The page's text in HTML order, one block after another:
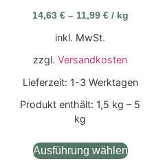
14,63 €– 11,99 €/ kg
inkl. MwSt.
zzgl.Versandkosten
Lieferzeit: 1-3 Werktagen
Produkt enthält: 1,5 kg – 5
kg
Ausführung wählen